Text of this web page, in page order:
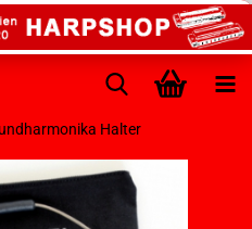
Halter